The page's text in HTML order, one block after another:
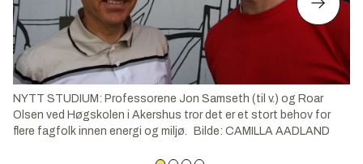
NYTT STUDIUM: Professorene Jon Samseth (til v.) og Roar
Olsen ved Høgskolen i Akershus tror det er et stort behov for
flere fagfolk innen energi og miljø.
Bilde: CAMILLA AADLAND